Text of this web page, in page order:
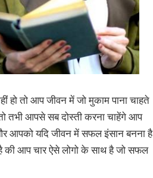
तो आप जीवन में जो मुकाम पाना चाहते
तभी आपसे सब दोस्ती करना चाहेंगे आप
आपको यदि जीवन में सफल इंसान बनना है
की आप चार ऐसे लोगो के साथ है जो सफल